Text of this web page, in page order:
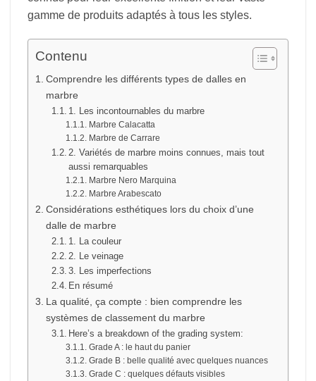
gamme de produits adaptés à tous les styles.
Contenu
Comprendre les différents types de dalles en
marbre
1. Les incontournables du marbre
Marbre Calacatta
Marbre de Carrare
2. Variétés de marbre moins connues, mais tout
aussi remarquables
Marbre Nero Marquina
Marbre Arabescato
Considérations esthétiques lors du choix d’une
dalle de marbre
1. La couleur
2. Le veinage
3. Les imperfections
En résumé
La qualité, ça compte : bien comprendre les
systèmes de classement du marbre
Here’s a breakdown of the grading system:
Grade A : le haut du panier
Grade B : belle qualité avec quelques nuances
Grade C : quelques défauts visibles